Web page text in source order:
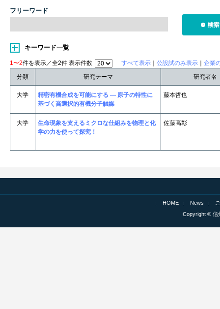
フリーワード
キーワード一覧
1〜2件を表示／全2件 表示件数 すべて表示 公設試のみ表示
企業
分類
研究テーマ 研究者名
大学
精密有機合成を可能にする ― 原子の特性に
基づく高選択的有機分子触媒
藤本哲也
大学
生命現象を支えるミクロな仕組みを物理と化
学の力を使って探究！
佐藤高彰
HOME News
Copyright © 信